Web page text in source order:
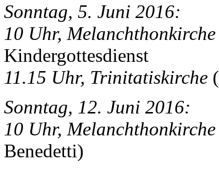
Sonntag, 5. Juni 2016:
10 Uhr, Melanchthonkirche
Kindergottesdienst
11.15 Uhr, Trinitatiskirche
Sonntag, 12. Juni 2016:
10 Uhr, Melanchthonkirche
Benedetti)